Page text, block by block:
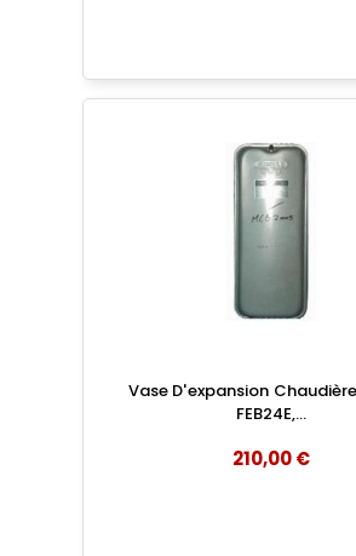
Vase D'expansion
FEB24E,...
210,00 €